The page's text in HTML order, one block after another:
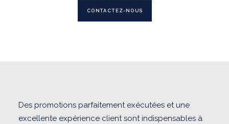
CONTACTEZ-NOUS
Des promotions parfaitement exécutées et une
excellente expérience client sont indispensables à